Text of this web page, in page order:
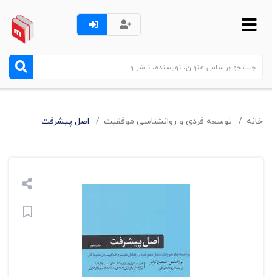
خانه توسعه فردی و روانشناسی موفقیت اصل پیشرفت